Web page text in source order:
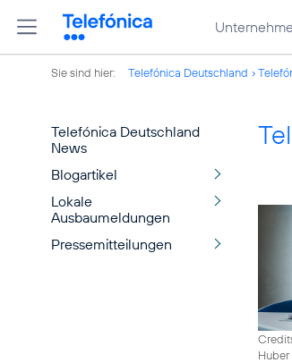
Sie sind hier: Telefónica Deutschland
Telefónica Deutschland
News
Blogartikel
Lokale
Ausbaumeldungen
Pressemitteilungen
Huber